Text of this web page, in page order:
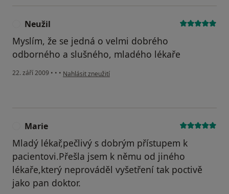
Neužil
Myslím, že se jedná o velmi dobrého
odborného a slušného, mladého lékaře
22. září 2009 • • • podle názoru uživatele Neužil
Nahlásit zneužití
Marie
Mladý lékař,pečlivý s dobrým přístupem k
pacientovi.Přešla jsem k němu od jiného
lékaře,který neprováděl vyšetření tak poctivě
jako pan doktor.